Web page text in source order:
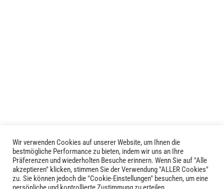
LIVID © 2024
Wir verwenden Cookies auf unserer Website, um Ihnen die
bestmögliche Performance zu bieten, indem wir uns an Ihre
Präferenzen und wiederholten Besuche erinnern. Wenn Sie auf "Alle
akzeptieren" klicken, stimmen Sie der Verwendung "ALLER Cookies"
zu. Sie können jedoch die "Cookie-Einstellungen" besuchen, um eine